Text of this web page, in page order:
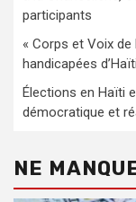
participants
« Corps et Voix
handicapées
Élections en Haïti
démocratique et
NE